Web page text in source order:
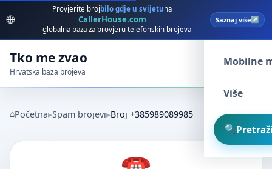
🌐
Provjerite broj bilo gdje u svijetuna
CallerHouse.com
— globalna baza za provjeru telefonskih brojeva
Saznaj više
Tko me zvao
Hrvatska baza brojeva
Spam
Mobilne
Više
Početna Spam brojevi Broj +385989089985